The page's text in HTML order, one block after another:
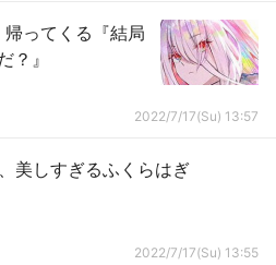
帰ってくる『結局
？』
2022/7/17(Su) 13:57
美しすぎるふくらはぎ
2022/7/17(Su) 13:55